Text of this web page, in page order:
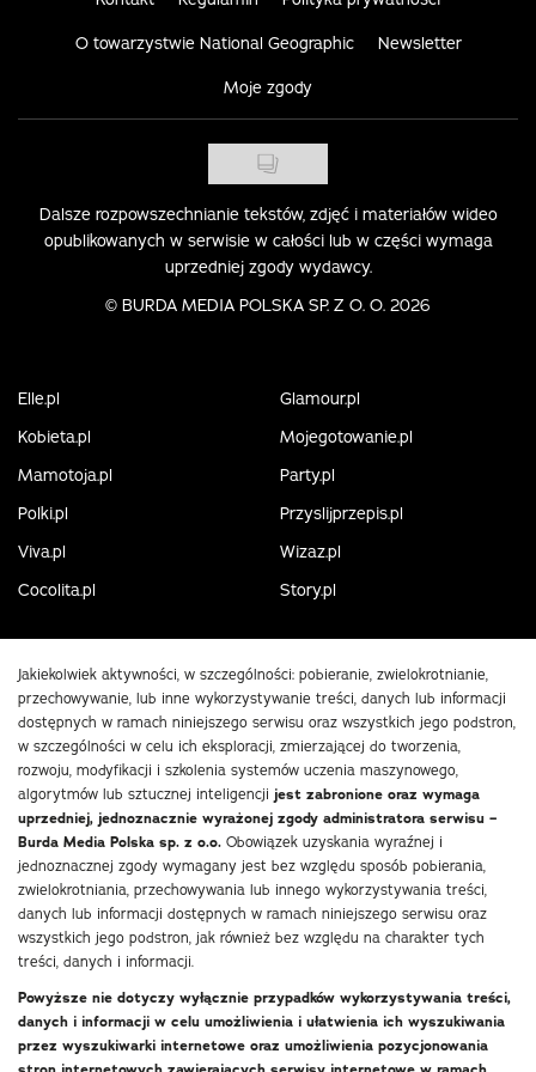
O towarzystwie National Geographic Newsletter
Moje zgody
Dalsze rozpowszechnianie tekstów, zdjęć i materiałów wideo
opublikowanych w serwisie w całości lub w części wymaga
uprzedniej zgody wydawcy.
© BURDA MEDIA POLSKA SP. Z O. O. 2026
Elle.pl
Glamour.pl
Kobieta.pl
Mojegotowanie.pl
Mamotoja.pl
Party.pl
Polki.pl
Przyslijprzepis.pl
Viva.pl
Wizaz.pl
Cocolita.pl
Story.pl
Jakiekolwiek aktywności, w szczególności: pobieranie, zwielokrotnianie,
przechowywanie, lub inne wykorzystywanie treści, danych lub informacji
dostępnych w ramach niniejszego serwisu oraz wszystkich jego podstron,
w szczególności w celu ich eksploracji, zmierzającej do tworzenia,
rozwoju, modyfikacji i szkolenia systemów uczenia maszynowego,
algorytmów lub sztucznej inteligencji jest zabronione oraz wymaga
uprzedniej, jednoznacznie wyrażonej zgody administratora serwisu –
Burda Media Polska sp. z o.o. Obowiązek uzyskania wyraźnej i
jednoznacznej zgody wymagany jest bez względu sposób pobierania,
zwielokrotniania, przechowywania lub innego wykorzystywania treści,
danych lub informacji dostępnych w ramach niniejszego serwisu oraz
wszystkich jego podstron, jak również bez względu na charakter tych
treści, danych i informacji.
Powyższe nie dotyczy wyłącznie przypadków wykorzystywania treści,
danych i informacji w celu umożliwienia i ułatwienia ich wyszukiwania
przez wyszukiwarki internetowe oraz umożliwienia pozycjonowania